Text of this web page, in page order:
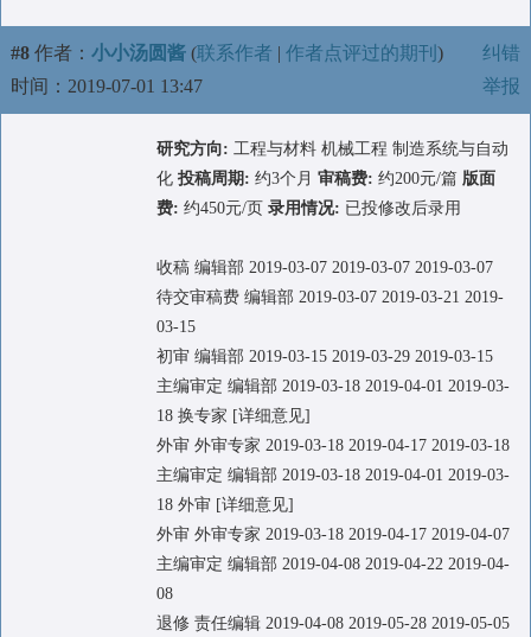
#8 作者： 小小汤圆酱 (联系作者 | 作者点评过的期刊 )
时间：2019-07-01 13:47
纠错
举报
研究方向: 工程与材料 机械工程 制造系统与自动
化 投稿周期: 约3个月 审稿费: 约200元/篇 版面
费: 约450元/页 录用情况: 已投修改后录用
收稿 编辑部 2019-03-07 2019-03-07 2019-03-07
待交审稿费 编辑部 2019-03-07 2019-03-21 2019-
03-15
初审 编辑部 2019-03-15 2019-03-29 2019-03-15
主编审定 编辑部 2019-03-18 2019-04-01 2019-03-
18 换专家 [详细意见]
外审 外审专家 2019-03-18 2019-04-17 2019-03-18
主编审定 编辑部 2019-03-18 2019-04-01 2019-03-
18 外审 [详细意见]
外审 外审专家 2019-03-18 2019-04-17 2019-04-07
主编审定 编辑部 2019-04-08 2019-04-22 2019-04-
08
退修 责任编辑 2019-04-08 2019-05-28 2019-05-05